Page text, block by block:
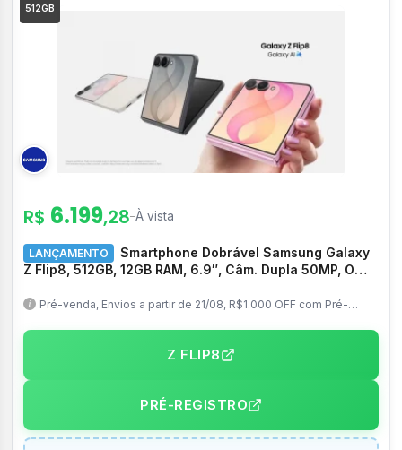
512GB
R$ 6.199,28–À vista
LANÇAMENTO
Smartphone Dobrável Samsung Galaxy
Z Flip8, 512GB, 12GB RAM, 6.9″, Câm. Dupla 50MP, O
Pré-venda, Envios a partir de 21/08, R$1.000 OFF com Pré-
Z FLIP8
PRÉ-REGISTRO